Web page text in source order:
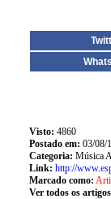
Visto: 4860
Postado em: 03/08/
Categoria: Música
Link: http://
Marcado como:
Ver todos os